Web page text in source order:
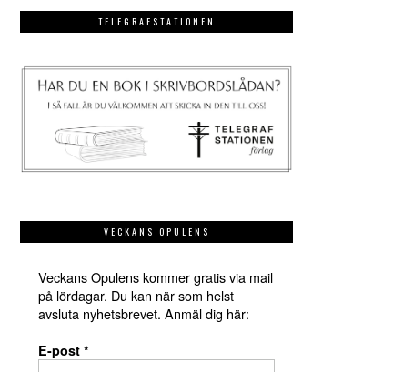
TELEGRAFSTATIONEN
VECKANS OPULENS
Veckans Opulens kommer gratis via mail
på lördagar. Du kan när som helst
avsluta nyhetsbrevet. Anmäl dig här:
E-post *